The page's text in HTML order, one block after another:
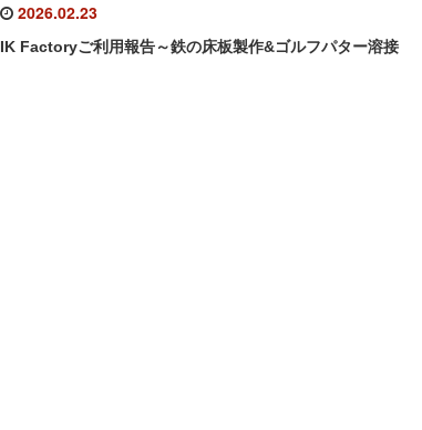
2026.02.23
IK Factoryご利用報告～鉄の床板製作&ゴルフパター溶接